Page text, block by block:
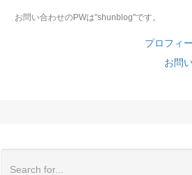
お問い合わせのPWは"shunblog"です。
プロフィ
お問